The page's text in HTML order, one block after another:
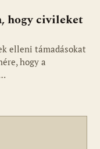
hogy civileket
elleni támadásokat
hogy a